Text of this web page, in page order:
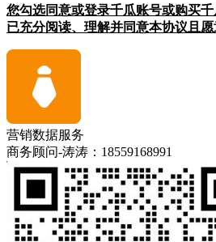
您勾选同意或登录千瓜账号或购买
已充分阅读、理解并同意本协议且愿
营销数据服务
商务顾问-涛涛：18559168991